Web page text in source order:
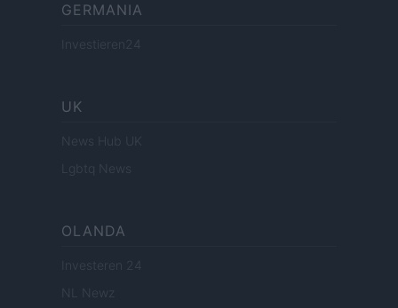
GERMANIA
Investieren24
UK
News Hub UK
Lgbtq News
OLANDA
Investeren 24
NL Newz